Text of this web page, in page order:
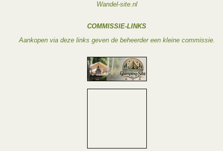
Wandel-site.nl
COMMISSIE-LINKS
Aankopen via deze links geven de beheerder een kleine commissie.